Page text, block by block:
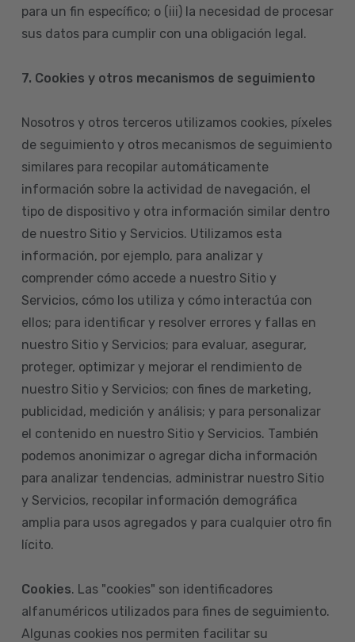
para un fin específico; o (iii) la necesidad de procesar
sus datos para cumplir con una obligación legal.
7. Cookies y otros mecanismos de seguimiento
Nosotros y otros terceros utilizamos cookies, píxeles
de seguimiento y otros mecanismos de seguimiento
similares para recopilar automáticamente
información sobre la actividad de navegación, el
tipo de dispositivo y otra información similar dentro
de nuestro Sitio y Servicios. Utilizamos esta
información, por ejemplo, para analizar y
comprender cómo accede a nuestro Sitio y
Servicios, cómo los utiliza y cómo interactúa con
ellos; para identificar y resolver errores y fallas en
nuestro Sitio y Servicios; para evaluar, asegurar,
proteger, optimizar y mejorar el rendimiento de
nuestro Sitio y Servicios; con fines de marketing,
publicidad, medición y análisis; y para personalizar
el contenido en nuestro Sitio y Servicios. También
podemos anonimizar o agregar dicha información
para analizar tendencias, administrar nuestro Sitio
y Servicios, recopilar información demográfica
amplia para usos agregados y para cualquier otro fin
lícito.
Cookies. Las "cookies" son identificadores
alfanuméricos utilizados para fines de seguimiento.
Algunas cookies nos permiten facilitar su